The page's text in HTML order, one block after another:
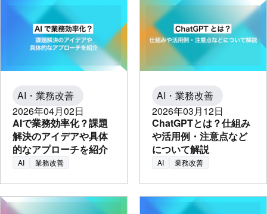
AI・業務改善
2026年04月02日
AIで業務効率化？課題
解決のアイデアや具体
的なアプローチを紹介
AI 業務改善
AI・業務改善
2026年03月12日
ChatGPTとは？仕組み
や活用例・注意点など
について解説
AI 業務改善